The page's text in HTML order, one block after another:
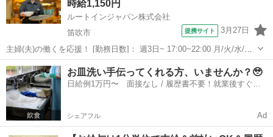
時給1,150円
ルートインジャパン株式会社
笛吹市
提携サイト 3月27日
主婦(夫)の働くを応援！ [勤務日数]： 週3日~ 17:00~22:00 月/火/水/木/
金/土/日 などから選べます [勤務地・最寄駅]： 山梨県笛吹市石和町広
瀬1195 ホテルルートインコート甲府石和 石和温泉駅徒...
山梨 笛吹市 キッチン
お皿洗い手伝ってくれる方、いませんか？🥹
日給例1万円〜 面接なし / 履歴書不要！就業後すぐに
シェアフル Ad